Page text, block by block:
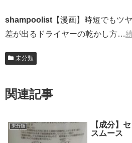
shampoolist 【漫画】時短でもツ
差が出るドライヤーの乾かし方…
未分類
関連記事
未分類
【成分】
スムース